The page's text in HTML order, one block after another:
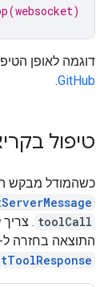
דוגמה לאופן
GitHub
.
טיפול
כשהמודל מבקש
toolCall
.
התוצאה בחזרה ל-WebSocket באמצעות הודעה מסוג